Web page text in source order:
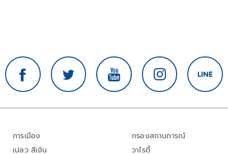
การเมือง
เปลว สีเงิน
กรองสถานการณ์
วาไรตี้